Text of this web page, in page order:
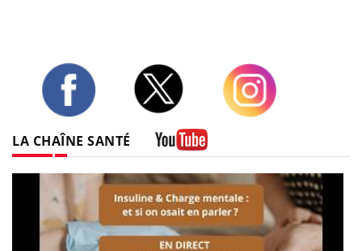
LA CHAÎNE SANTÉ